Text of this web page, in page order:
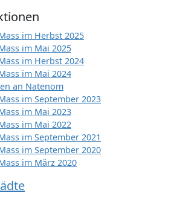
im Herbst 2025
im Mai 2025
im Herbst 2024
im Mai 2024
an Natenom
im September 2023
im Mai 2023
im Mai 2022
im September 2021
im September 2020
im März 2020